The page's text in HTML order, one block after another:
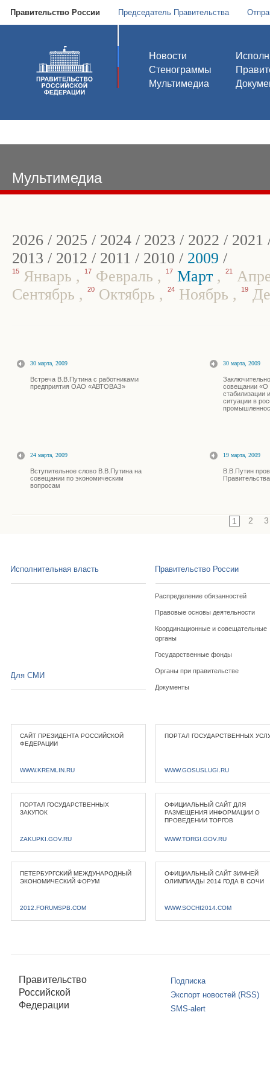
Правительство России Председатель Правительства
Новости
Стенограммы
Мультимедиа
Мультимедиа
2026 / 2025 / 2024 / 2023 / 2022 / 2021
2013 / 2012 / 2011 / 2010 / 2009 /
15 Январь , 17 Февраль , 17 Март , 21
Сентябрь , 20 Октябрь , 24 Ноябрь , 19
30 марта, 2009
Встреча В.В.Путина с работниками
предприятия ОАО «АВТОВАЗ»
30 марта, 2009
совещании «О
стабилизации
ситуации в
24 марта, 2009
Вступительное слово В.В.Путина на
совещании по экономическим
вопросам
19 марта, 2009
В.В.Путин
1 2 3
Исполнительная власть Правительство России
Распределение обязанностей
Правовые основы деятельности
Координационные и совещательные
органы
Государственные фонды
Органы при правительстве
Документы
Для СМИ
САЙТ ПРЕЗИДЕНТА РОССИЙСКОЙ
ФЕДЕРАЦИИ
WWW.KREMLIN.RU
ПОРТАЛ ГОСУДАРСТВЕННЫХ
WWW.GOSUSLUGI.RU
ПОРТАЛ ГОСУДАРСТВЕННЫХ
ЗАКУПОК
ZAKUPKI.GOV.RU
ОФИЦИАЛЬНЫЙ САЙТ ДЛЯ
РАЗМЕЩЕНИЯ ИНФОРМАЦИИ О
ПРОВЕДЕНИИ ТОРГОВ
WWW.TORGI.GOV.RU
ПЕТЕРБУРГСКИЙ МЕЖДУНАРОДНЫЙ
ЭКОНОМИЧЕСКИЙ ФОРУМ
2012.FORUMSPB.COM
ОФИЦИАЛЬНЫЙ САЙТ ЗИМНЕЙ
ОЛИМПИАДЫ 2014 ГОДА В СОЧИ
WWW.SOCHI2014.COM
Правительство
Российской
Федерации
Подписка
Экспорт новостей (RSS)
SMS-alert